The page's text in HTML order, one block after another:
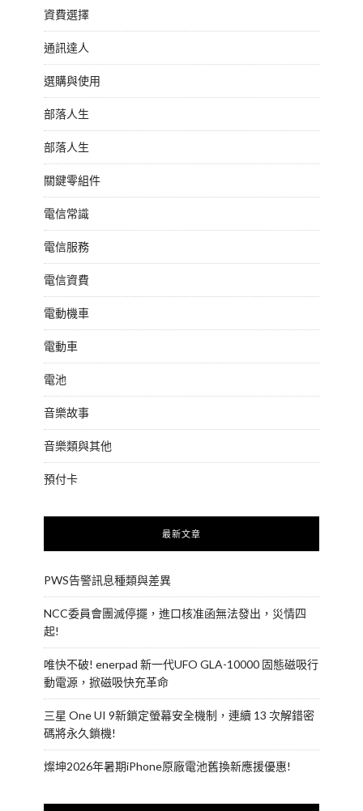
資費選擇
通訊達人
選購與使用
部落人生
部落人生
關鍵零組件
電信常識
電信服務
電信資費
電動機車
電動車
電池
音樂故事
音樂類與其他
預付卡
最新文章
PWS告警訊息種類與差異
NCC委員會團滅停擺，進口核准函無法發出，災情四
起!
唯快不破! enerpad 新一代UFO GLA-10000 固態磁吸行
動電源，掀磁吸快充革命
三星 One UI 9新鎖定螢幕安全機制，連續 13 次解錯密
碼將永久鎖機!
燦坤2026年暑期iPhone原廠電池舊換新應援優惠!